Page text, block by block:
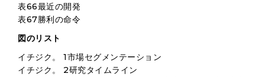
表66最近の開発
表67勝利の命令
図のリスト
イチジク。 1市場セグメンテーション
イチジク。 2研究タイムライン